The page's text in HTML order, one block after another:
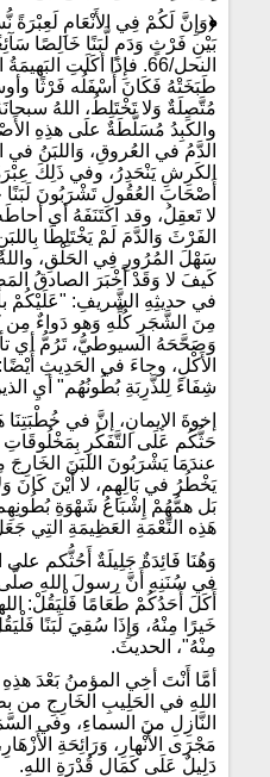
﴿وَإِنَّ لَكُمْ فِي الأَنْعَامِ
بَيْنِ فَرْثٍ وَدَمٍ لَّبَنًا خَالِصًا
النحل/66. فإِذَا أكَلَتِ
طَبَخَتْهُ فَكَانَ أَسْفَلُه فَرْثًا
مُتَّصِلَةٌ وَلا تَخْتَلِطُ، اللهُ
والكَبِدُ مُسَلَّطَةٌ علَى هذِهِ
الدَّمُ في العُروقِ، وَاللبَنُ
الكَرِشِ يَنْحَدِرُ، وفي ذَلِكَ عِبْرَةٌ
أَصْحَابَ العُقُولِ تَشْرَبُونَ
لا تَعقِلُ، وقد اكتَنَفَهُ أي
الفَرْثَ وَالدَّمَ لَمْ يَخْتَلِطَا
سَهْلَ المُرُورِ فِي الحَلْقِ،
كَيفَ لا وَقَدْ أَخْبَرَ الصادقُ
في حديثِهِ الشَّريفِ: "عَلَيْكُمْ
مِنَ الشَّجَرِ كُلِّهِ وَهو دَواءٌ مِن
وَصَحَّحَهُ السيوطيُّ، تَرُمُّ أي
الأَكْلِ، وجاءَ في الحَدِيثِ أَيْضًا:
شِفَاءً لِلذَّرِبَةِ بُطُونُهُم" أيِ
إخوةَ الإيمانِ، إنَّ في خُطْبَتِنَا
حَثُّكُم عَلَى التَّفَكُرِ بِمَخْلُوقَاتِ
عندَمَا يَشْرَبُونَ اللبَنَ الخَارِجَ
يَخْطُرُ في بَالِهِم، لا أَيْنَ كَانَ
بَل همُّهُمْ إِشْبَاعُ شَهْوَةِ
هَذِه النِّعْمَةِ العَظِيمَةِ التِي
وَهُنَا فَائِدَةٌ جَلِيلَةٌ أَحُثُّكم على
في سُنَنِهِ أَنَّ رسولَ اللهِ صلَّى
أَكَلَ أَحَدُكُمْ طَعَامًا فَلْيَقُلْ:
خَيرًا مِنْهُ، وَإِذَا سُقِيَ لَبَنًا
مِنْهُ"، الحديثَ.
أمَّا أَنْتَ أخِي المؤمنُ بَعْدَ
اللهِ في الحَلِيبِ الخَارِجِ من
النَّازِلِ منَ السماءِ، وفي
مَجْرَى الأَنْهارِ، وَرَائِحَةِ
دَلِيلٌ عَلَى كَمَالِ قُدْرَةِ اللهِ.